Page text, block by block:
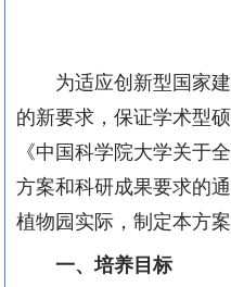
为适应创新型国家建
的新要求，保证学术型
《中国科学院大学关于
方案和科研成果要求的
植物园实际，制定本方案
一、培养目标